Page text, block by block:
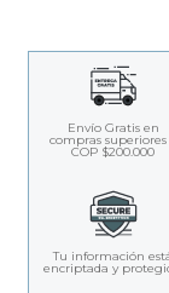
Envío Gratis en
compras superiores
COP $200.000
Tu información
encriptada y